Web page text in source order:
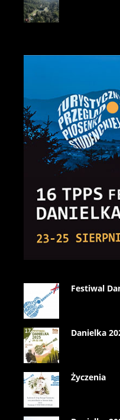
Festiwal
Danielka
Życzenia